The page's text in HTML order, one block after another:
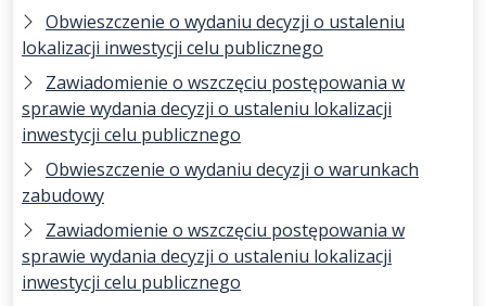
Obwieszczenie o wydaniu decyzji o ustaleniu
lokalizacji inwestycji celu publicznego
Zawiadomienie o wszczęciu postępowania w
sprawie wydania decyzji o ustaleniu lokalizacji
inwestycji celu publicznego
Obwieszczenie o wydaniu decyzji o warunkach
zabudowy
Zawiadomienie o wszczęciu postępowania w
sprawie wydania decyzji o ustaleniu lokalizacji
inwestycji celu publicznego